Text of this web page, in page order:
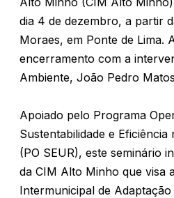
dia 4 de dezembro, a partir
Moraes, em Ponte de Lima.
encerramento com a
Ambiente, João Pedro
Apoiado pelo Programa
Sustentabilidade e
(PO SEUR), este seminário
da CIM Alto Minho que visa
Intermunicipal de